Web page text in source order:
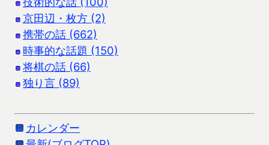
京田辺・枚方 (2)
携帯の話 (662)
時事的な話題 (150)
将棋の話 (66)
独り言 (89)
カレンダー